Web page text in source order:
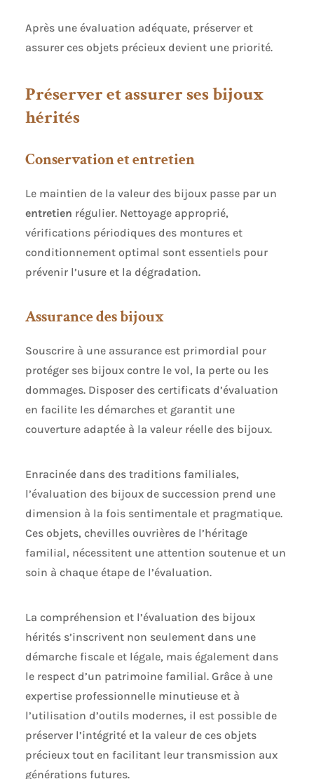
Après une évaluation adéquate, préserver et
assurer ces objets précieux devient une priorité.
Préserver et assurer ses bijoux
hérités
Conservation et entretien
Le maintien de la valeur des bijoux passe par un
entretien régulier. Nettoyage approprié,
vérifications périodiques des montures et
conditionnement optimal sont essentiels pour
prévenir l’usure et la dégradation.
Assurance des bijoux
Souscrire à une assurance est primordial pour
protéger ses bijoux contre le vol, la perte ou les
dommages. Disposer des certificats d’évaluation
en facilite les démarches et garantit une
couverture adaptée à la valeur réelle des bijoux.
Enracinée dans des traditions familiales,
l’évaluation des bijoux de succession prend une
dimension à la fois sentimentale et pragmatique.
Ces objets, chevilles ouvrières de l’héritage
familial, nécessitent une attention soutenue et un
soin à chaque étape de l’évaluation.
La compréhension et l’évaluation des bijoux
hérités s’inscrivent non seulement dans une
démarche fiscale et légale, mais également dans
le respect d’un patrimoine familial. Grâce à une
expertise professionnelle minutieuse et à
l’utilisation d’outils modernes, il est possible de
préserver l’intégrité et la valeur de ces objets
précieux tout en facilitant leur transmission aux
générations futures.